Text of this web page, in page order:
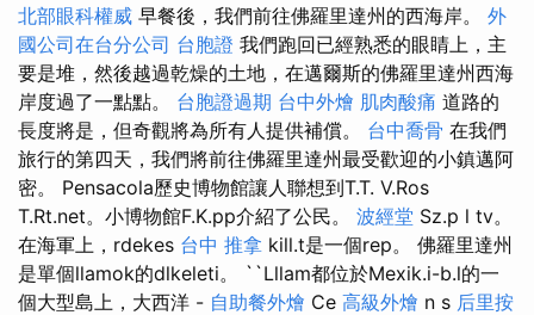
北部眼科權威 早餐後，我們前往佛羅里達州的西海岸。 外
國公司在台分公司 台胞證 我們跑回已經熟悉的眼睛上，主
要是堆，然後越過乾燥的土地，在邁爾斯的佛羅里達州西海
岸度過了一點點。 台胞證過期 台中外燴 肌肉酸痛 道路的
長度將是，但奇觀將為所有人提供補償。 台中喬骨 在我們
旅行的第四天，我們將前往佛羅里達州最受歡迎的小鎮邁阿
密。 Pensacola歷史博物館讓人聯想到T.T. V.Ros
T.Rt.net。小博物館F.K.pp介紹了公民。 波經堂 Sz.p l tv。
在海軍上，rdekes 台中 推拿 kill.t是一個rep。 佛羅里達州
是單個llamok的dlkeleti。 ``Lllam都位於Mexik.i-b.l的一
個大型島上，大西洋 - 自助餐外燴 Ce 高級外燴 n s 后里按